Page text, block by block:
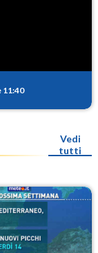
11:40
Vedi
tutti